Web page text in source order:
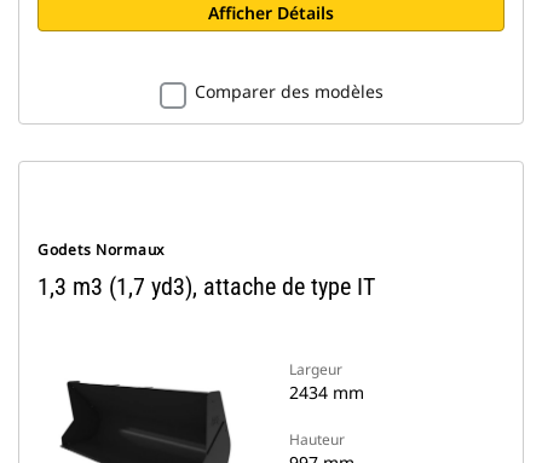
Afficher Détails
Comparer des modèles
Godets Normaux
1,3 m3 (1,7 yd3), attache de type IT
Largeur
2434 mm
Hauteur